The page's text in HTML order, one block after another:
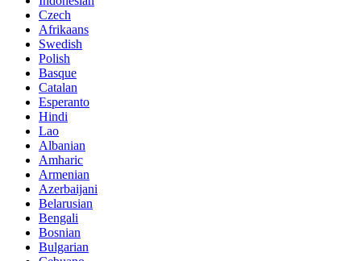
Czech
Afrikaans
Swedish
Polish
Basque
Catalan
Esperanto
Hindi
Lao
Albanian
Amharic
Armenian
Azerbaijani
Belarusian
Bengali
Bosnian
Bulgarian